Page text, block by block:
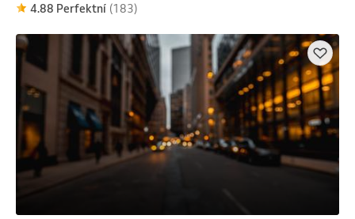
4.88 Perfektní (183)